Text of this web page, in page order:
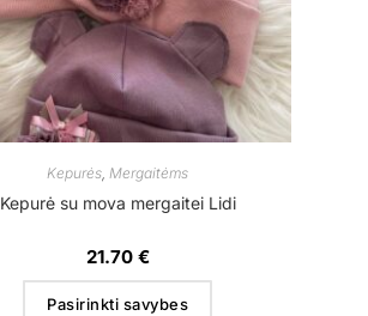
Kepurės,Mergaitėms
Kepurė su mova mergaitei Lidi
21.70 €
Pasirinkti savybes